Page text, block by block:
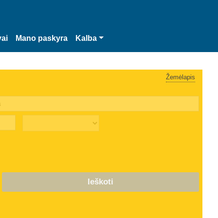
Mano paskyra Kalba
Žemėlapis
Ieškoti